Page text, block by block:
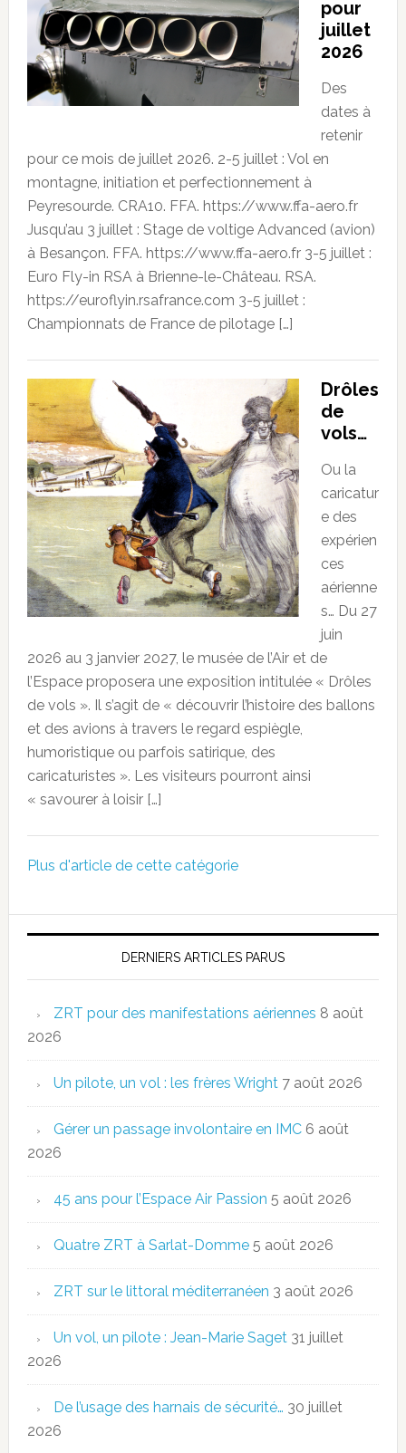
pour
juillet
2026
Des
dates à
retenir
pour ce mois de juillet 2026. 2-5 juillet : Vol en
montagne, initiation et perfectionnement à
Peyresourde. CRA10. FFA. https://www.ffa-aero.fr
Jusqu’au 3 juillet : Stage de voltige Advanced (avion)
à Besançon. FFA. https://www.ffa-aero.fr 3-5 juillet :
Euro Fly-in RSA à Brienne-le-Château. RSA.
https://euroflyin.rsafrance.com 3-5 juillet :
Championnats de France de pilotage […]
Drôles
de
vols…
Ou la
caricatur
e des
expérien
ces
aérienne
s… Du 27
juin
2026 au 3 janvier 2027, le musée de l’Air et de
l’Espace proposera une exposition intitulée « Drôles
de vols ». Il s’agit de « découvrir l’histoire des ballons
et des avions à travers le regard espiègle,
humoristique ou parfois satirique, des
caricaturistes ». Les visiteurs pourront ainsi
« savourer à loisir […]
Plus d'article de cette catégorie
DERNIERS ARTICLES PARUS
ZRT pour des manifestations aériennes 8 août
2026
Un pilote, un vol : les frères Wright 7 août 2026
Gérer un passage involontaire en IMC 6 août
2026
45 ans pour l’Espace Air Passion 5 août 2026
Quatre ZRT à Sarlat-Domme 5 août 2026
ZRT sur le littoral méditerranéen 3 août 2026
Un vol, un pilote : Jean-Marie Saget 31 juillet
2026
De l’usage des harnais de sécurité… 30 juillet
2026